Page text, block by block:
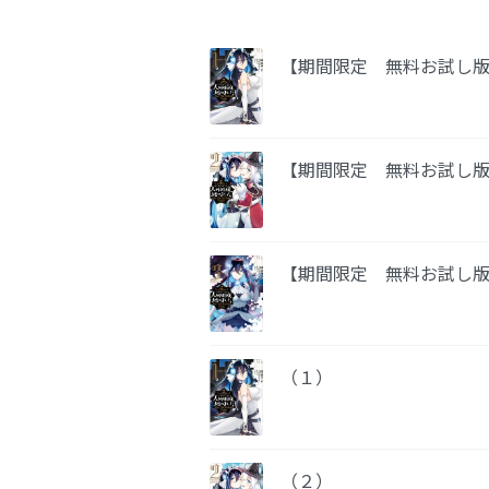
【期間限定 無料お試し
【期間限定 無料お試し
【期間限定 無料お試し
（１）
（２）